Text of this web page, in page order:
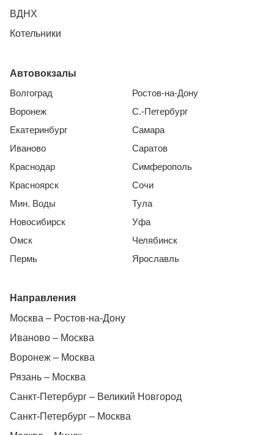
ВДНХ
Котельники
Автовокзалы
Волгоград
Воронеж
Екатеринбург
Иваново
Краснодар
Красноярск
Мин. Воды
Новосибирск
Омск
Пермь
Ростов-на-Дону
С.-Петербург
Самара
Саратов
Симферополь
Сочи
Тула
Уфа
Челябинск
Ярославль
Направления
Москва – Ростов-на-Дону
Иваново – Москва
Воронеж – Москва
Рязань – Москва
Санкт-Петербург – Великий Новгород
Санкт-Петербург – Москва